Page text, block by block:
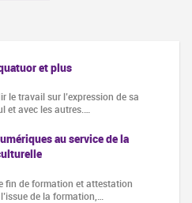
et plus
le travail sur l’expression de sa
et avec les autres.…
au service de la
fin de formation et attestation
de la formation,…